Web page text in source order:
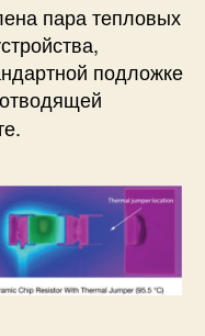
​​пара тепловых
подложке